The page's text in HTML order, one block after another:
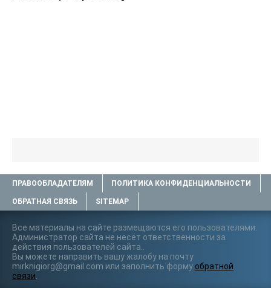
ПРАВООБЛАДАТЕЛЯМ ПОЛИТИКА КОНФИДЕНЦИАЛЬНОСТИ
ОБРАТНАЯ СВЯЗЬ SITEMAP
Все материалы на сайте размещаются его пользователями.
Администратор сайта не несёт ответственности за
действия пользователей сайта..
Вы можете направить вашу жалобу на почту
mirknigiorg@gmail.com или заполнить форму обратной
связи